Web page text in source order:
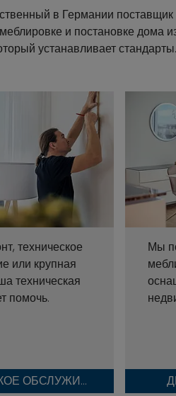
в Германии
и постановке дома
устанавливает стандарты.
техническое
или крупная
техническая
помочь.
ТЕХНИЧЕСКОЕ ОБСЛУЖИВАНИЕ
Мы